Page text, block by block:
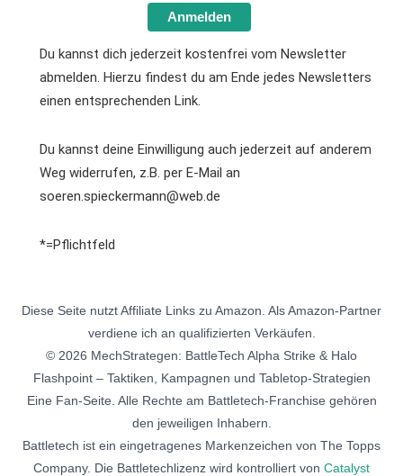
Anmelden
Du kannst dich jederzeit kostenfrei vom Newsletter
abmelden. Hierzu findest du am Ende jedes Newsletters
einen entsprechenden Link.
Du kannst deine Einwilligung auch jederzeit auf anderem
Weg widerrufen, z.B. per E-Mail an
soeren.spieckermann@web.de
*=Pflichtfeld
Diese Seite nutzt Affiliate Links zu Amazon. Als Amazon-Partner
verdiene ich an qualifizierten Verkäufen.
© 2026 MechStrategen: BattleTech Alpha Strike & Halo
Flashpoint – Taktiken, Kampagnen und Tabletop-Strategien
Eine Fan-Seite. Alle Rechte am Battletech-Franchise gehören
den jeweiligen Inhabern.
Battletech ist ein eingetragenes Markenzeichen von The Topps
Company. Die Battletechlizenz wird kontrolliert von Catalyst